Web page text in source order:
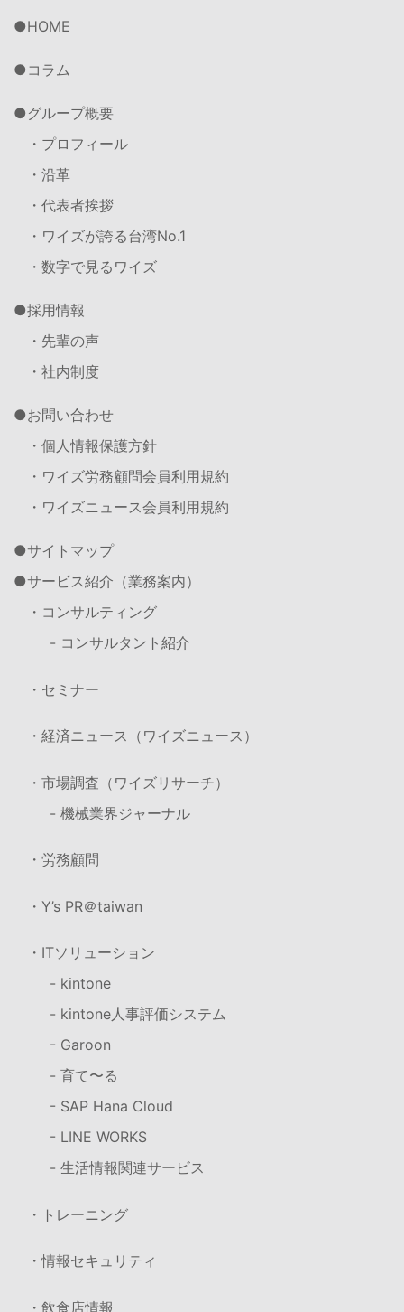
HOME
コラム
グループ概要
・プロフィール
・沿革
・代表者挨拶
・ワイズが誇る台湾No.1
・数字で見るワイズ
採用情報
・先輩の声
・社内制度
お問い合わせ
・個人情報保護方針
・ワイズ労務顧問会員利用規約
・ワイズニュース会員利用規約
サイトマップ
サービス紹介（業務案内）
・コンサルティング
- コンサルタント紹介
・セミナー
・経済ニュース（ワイズニュース）
・市場調査（ワイズリサーチ）
- 機械業界ジャーナル
・労務顧問
・Y’s PR＠taiwan
・ITソリューション
- kintone
- kintone人事評価システム
- Garoon
- 育て〜る
- SAP Hana Cloud
- LINE WORKS
- 生活情報関連サービス
・トレーニング
・情報セキュリティ
・飲食店情報